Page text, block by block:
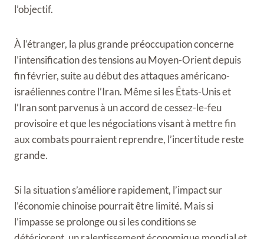
l’objectif.
À l’étranger, la plus grande préoccupation concerne
l’intensification des tensions au Moyen-Orient depuis
fin février, suite au début des attaques américano-
israéliennes contre l’Iran. Même si les États-Unis et
l’Iran sont parvenus à un accord de cessez-le-feu
provisoire et que les négociations visant à mettre fin
aux combats pourraient reprendre, l’incertitude reste
grande.
Si la situation s’améliore rapidement, l’impact sur
l’économie chinoise pourrait être limité. Mais si
l’impasse se prolonge ou si les conditions se